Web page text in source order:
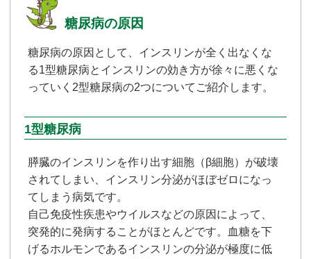
糖尿病の原因
糖尿病の原因として、インスリンが全く出なくな
る1型糖尿病とインスリンの効き方が徐々に悪くな
っていく2型糖尿病の2つについてご紹介します。
1型糖尿病
膵臓のインスリンを作り出す細胞（β細胞）が破壊
されてしまい、インスリン分泌がほぼゼロになっ
てしまう病気です。
自己免疫性疾患やウイルスなどの原因によって、
突発的に発病することがほとんどです。血糖を下
げるホルモンであるインスリンの分泌が極度に低